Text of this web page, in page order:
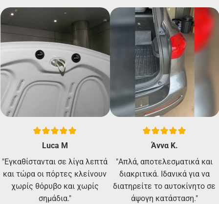
Luca M
"Εγκαθίστανται σε λίγα λεπτά
και τώρα οι πόρτες κλείνουν
χωρίς θόρυβο και χωρίς
σημάδια."
Άννα Κ.
"Απλά, αποτελεσματικά και
διακριτικά. Ιδανικά για να
διατηρείτε το αυτοκίνητο σε
άψογη κατάσταση."